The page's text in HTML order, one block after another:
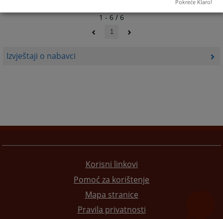
Izvještaji o nabavci
1 - 6 / 6
1
Korisni linkovi
Pomoć za korištenje
Mapa stranice
Pravila privatnosti
Pokreće Klaro!